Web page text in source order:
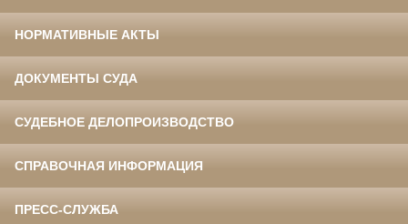
НОРМАТИВНЫЕ АКТЫ
ДОКУМЕНТЫ СУДА
СУДЕБНОЕ ДЕЛОПРОИЗВОДСТВО
СПРАВОЧНАЯ ИНФОРМАЦИЯ
ПРЕСС-СЛУЖБА